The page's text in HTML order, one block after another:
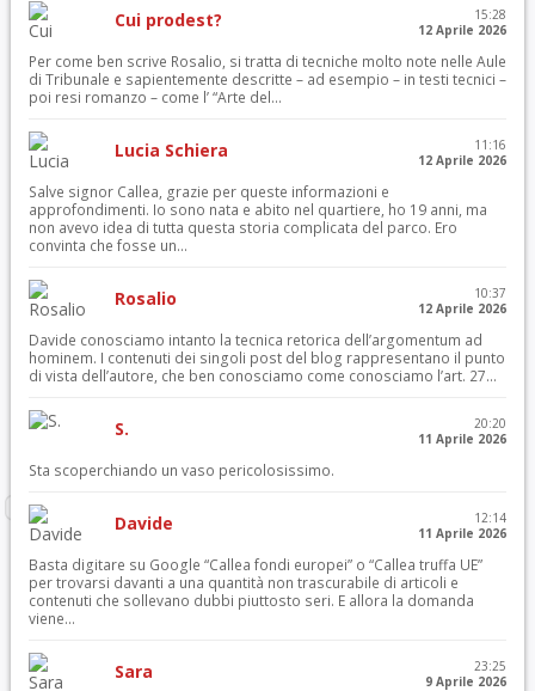
Cui prodest?
15:28
12 Aprile 2026
Per come ben scrive Rosalio, si tratta di tecniche molto note nelle Aule
di Tribunale e sapientemente descritte – ad esempio – in testi tecnici –
poi resi romanzo – come l’ “Arte del...
Lucia Schiera
11:16
12 Aprile 2026
Salve signor Callea, grazie per queste informazioni e
approfondimenti. Io sono nata e abito nel quartiere, ho 19 anni, ma
non avevo idea di tutta questa storia complicata del parco. Ero
convinta che fosse un...
Rosalio
10:37
12 Aprile 2026
Davide conosciamo intanto la tecnica retorica dell’argomentum ad
hominem. I contenuti dei singoli post del blog rappresentano il punto
di vista dell’autore, che ben conosciamo come conosciamo l’art. 27...
S.
20:20
11 Aprile 2026
Sta scoperchiando un vaso pericolosissimo.
Davide
12:14
11 Aprile 2026
Basta digitare su Google “Callea fondi europei” o “Callea truffa UE”
per trovarsi davanti a una quantità non trascurabile di articoli e
contenuti che sollevano dubbi piuttosto seri. E allora la domanda
viene...
Sara
23:25
9 Aprile 2026